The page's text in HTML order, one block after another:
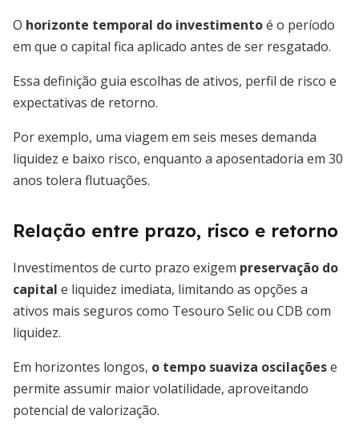
O horizonte temporal do investimentoé o período
em que o capital fica aplicado antes de ser resgatado.
Essa definição guia escolhas de ativos, perfil de risco e
expectativas de retorno.
Por exemplo, uma viagem em seis meses demanda
liquidez e baixo risco, enquanto a aposentadoria em 30
anos tolera flutuações.
Relação entre prazo, risco e retorno
Investimentos de curto prazo exigem preservação do
capital e liquidez imediata, limitando as opções a
ativos mais seguros como Tesouro Selic ou CDB com
liquidez.
Em horizontes longos, o tempo suaviza oscilaçõese
permite assumir maior volatilidade, aproveitando
potencial de valorização.